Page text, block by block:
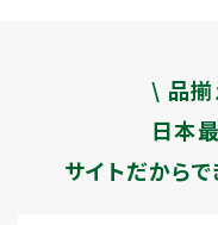
\ 品揃
日本
サイトだから